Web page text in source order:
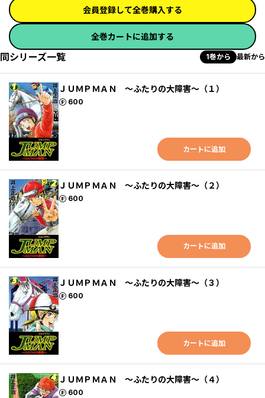
会員登録して全巻購入する
全巻カートに追加する
同シリーズ一覧 1巻から 最新から
ＪＵＭＰＭＡＮ ～ふたりの大障害～（１）
600
ポイント
カートに追加
ＪＵＭＰＭＡＮ ～ふたりの大障害～（２）
600
ポイント
カートに追加
ＪＵＭＰＭＡＮ ～ふたりの大障害～（３）
600
ポイント
カートに追加
ＪＵＭＰＭＡＮ ～ふたりの大障害～（４）
600
ポイント